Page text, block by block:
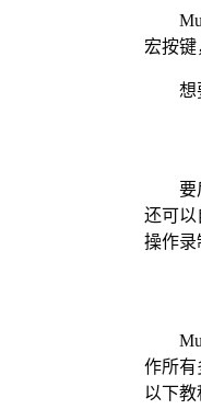
宏按键
想
要
还可以
操作录
作所有
以下教